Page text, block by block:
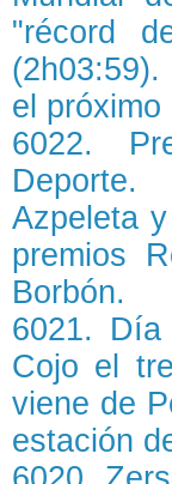
"récord
el próximo
6022.
Azpeleta
premios
Borbón.
6021.
Cojo el
viene de
estación